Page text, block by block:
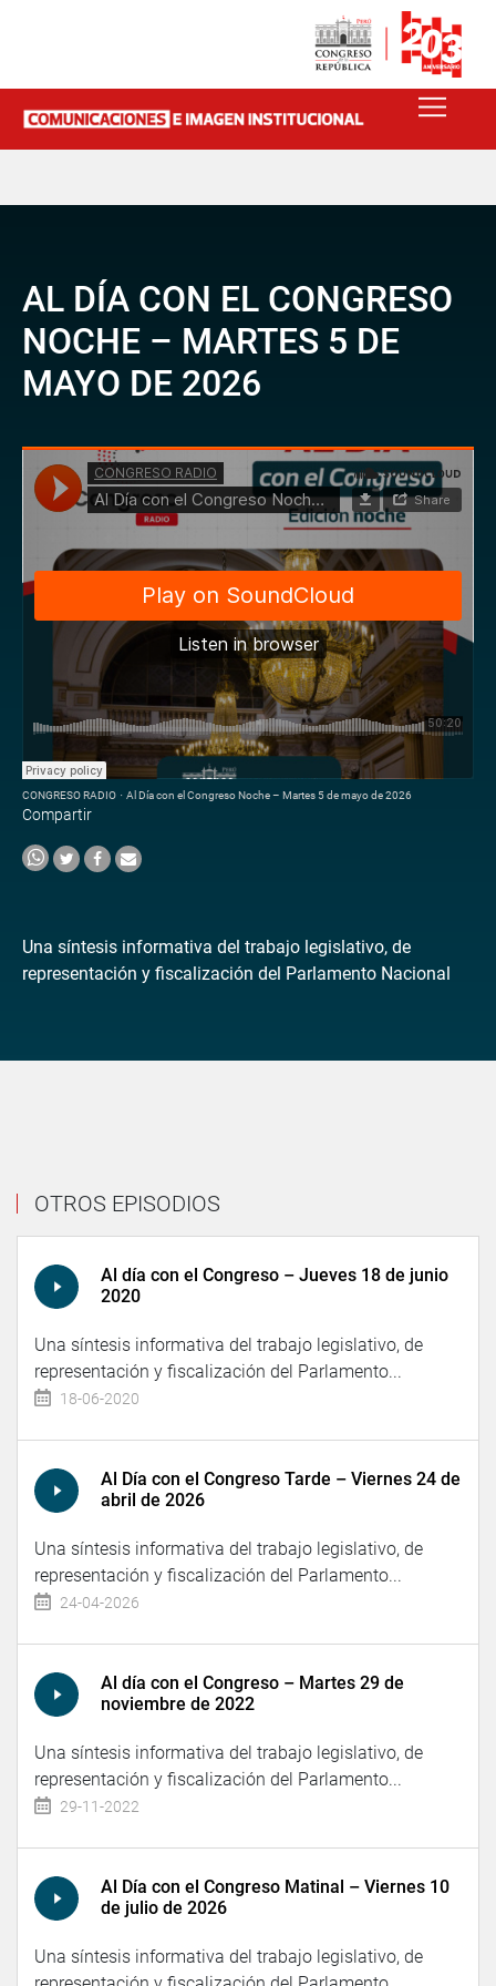
AL DÍA CON EL CONGRESO
NOCHE – MARTES 5 DE
MAYO DE 2026
CONGRESO RADIO · Al Día con el Congreso Noche – Martes 5 de mayo de 2026
Compartir
Una síntesis informativa del trabajo legislativo, de
representación y fiscalización del Parlamento Nacional
OTROS EPISODIOS
Al día con el Congreso – Jueves 18 de junio
2020
Una síntesis informativa del trabajo legislativo, de
representación y fiscalización del Parlamento...
18-06-2020
Al Día con el Congreso Tarde – Viernes 24 de
abril de 2026
Una síntesis informativa del trabajo legislativo, de
representación y fiscalización del Parlamento...
24-04-2026
Al día con el Congreso – Martes 29 de
noviembre de 2022
Una síntesis informativa del trabajo legislativo, de
representación y fiscalización del Parlamento...
29-11-2022
Al Día con el Congreso Matinal – Viernes 10
de julio de 2026
Una síntesis informativa del trabajo legislativo, de